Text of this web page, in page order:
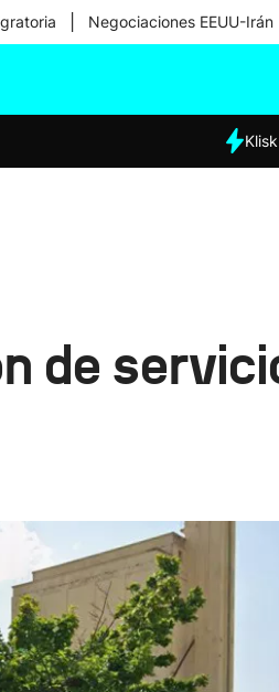
Negociaciones EEUU-Irán
Klisk
de